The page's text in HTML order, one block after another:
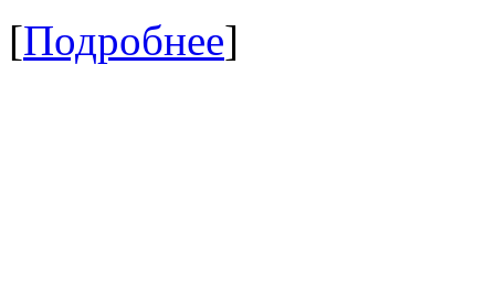
[Подробнее]